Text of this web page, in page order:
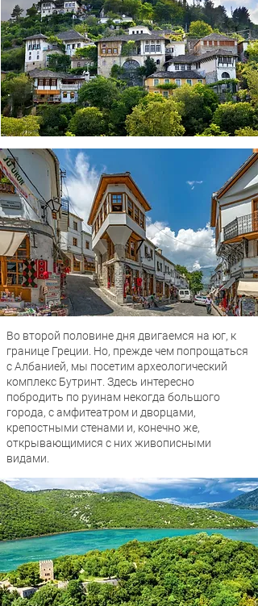
Во второй половине дня двигаемся на юг, к
границе Греции. Но, прежде чем попрощаться
с Албанией, мы посетим археологический
комплекс Бутринт. Здесь интересно
побродить по руинам некогда большого
города, с амфитеатром и дворцами,
крепостными стенами и, конечно же,
открывающимися с них живописными
видами.